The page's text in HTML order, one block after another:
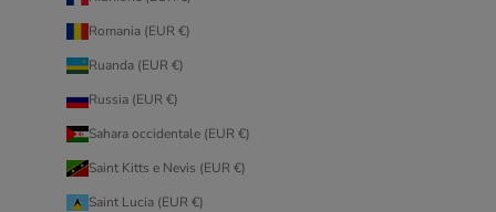
Romania (EUR €)
Ruanda (EUR €)
Russia (EUR €)
Sahara occidentale (EUR €)
Saint Kitts e Nevis (EUR €)
Saint Lucia (EUR €)